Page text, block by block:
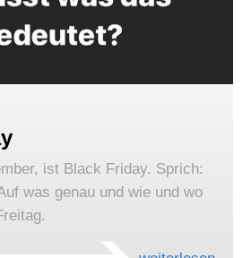
ist Black Friday. Sprich:
was genau und wie und wo